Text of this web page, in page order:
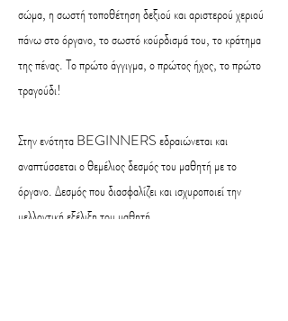
σώμα, η σωστή τοποθέτηση δεξιού και αριστερού χεριού
πάνω στο όργανο, το σωστό κούρδισμά του, το κράτημα
της πένας. Το πρώτο άγγιγμα, ο πρώτος ήχος, το πρώτο
τραγούδι!
Στην ενότητα BEGINNERS εδραιώνεται και
αναπτύσσεται ο θεμέλιος δεσμός του μαθητή με το
όργανο. Δεσμός που διασφαλίζει και ισχυροποιεί την
μελλοντική εξέλιξη του μαθητή.